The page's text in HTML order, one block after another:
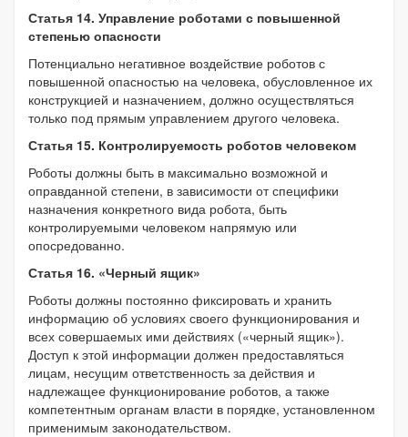
Статья 14. Управление роботами с повышенной
степенью опасности
Потенциально негативное воздействие роботов с
повышенной опасностью на человека, обусловленное их
конструкцией и назначением, должно осуществляться
только под прямым управлением другого человека.
Статья 15. Контролируемость роботов человеком
Роботы должны быть в максимально возможной и
оправданной степени, в зависимости от специфики
назначения конкретного вида робота, быть
контролируемыми человеком напрямую или
опосредованно.
Статья 16. «Черный ящик»
Роботы должны постоянно фиксировать и хранить
информацию об условиях своего функционирования и
всех совершаемых ими действиях («черный ящик»).
Доступ к этой информации должен предоставляться
лицам, несущим ответственность за действия и
надлежащее функционирование роботов, а также
компетентным органам власти в порядке, установленном
применимым законодательством.